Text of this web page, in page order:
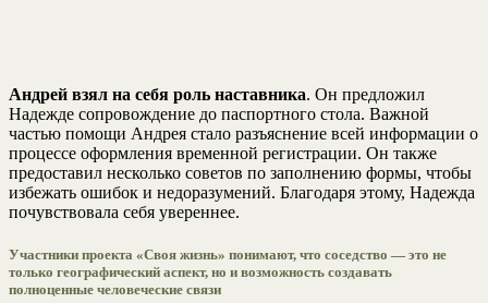
Андрей взял на себя роль наставника. Он предложил
Надежде сопровождение до паспортного стола. Важной
частью помощи Андрея стало разъяснение всей информации о
процессе оформления временной регистрации. Он также
предоставил несколько советов по заполнению формы, чтобы
избежать ошибок и недоразумений. Благодаря этому, Надежда
почувствовала себя увереннее.
Участники проекта «Своя жизнь» понимают, что соседство — это не
только географический аспект, но и возможность создавать
полноценные человеческие связи